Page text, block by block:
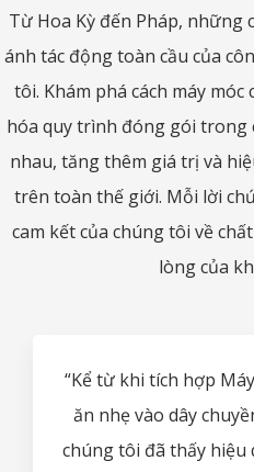
Từ Hoa Kỳ đến Pháp, những
ánh tác động toàn cầu của
tôi. Khám phá cách máy
hóa quy trình đóng gói trong
nhau, tăng thêm giá trị và
trên toàn thế giới. Mỗi lời
cam kết của chúng tôi về
lòng của
“Kể từ khi tích hợp
ăn nhẹ vào dây
chúng tôi đã thấy hiệu